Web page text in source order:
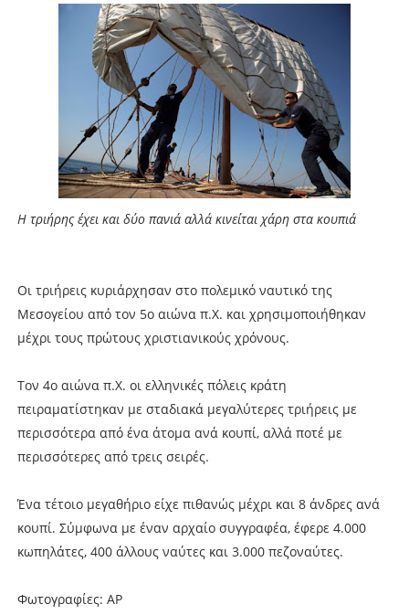
Η τριήρης έχει και δύο πανιά αλλά κινείται χάρη στα κουπιά
Οι τριήρεις κυριάρχησαν στο πολεμικό ναυτικό της
Μεσογείου από τον 5ο αιώνα π.Χ. και χρησιμοποιήθηκαν
μέχρι τους πρώτους χριστιανικούς χρόνους.
Τον 4ο αιώνα π.Χ. οι ελληνικές πόλεις κράτη
πειραματίστηκαν με σταδιακά μεγαλύτερες τριήρεις με
περισσότερα από ένα άτομα ανά κουπί, αλλά ποτέ με
περισσότερες από τρεις σειρές.
Ένα τέτοιο μεγαθήριο είχε πιθανώς μέχρι και 8 άνδρες ανά
κουπί. Σύμφωνα με έναν αρχαίο συγγραφέα, έφερε 4.000
κωπηλάτες, 400 άλλους ναύτες και 3.000 πεζοναύτες.
Φωτογραφίες: AP